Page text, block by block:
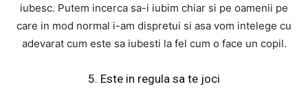
iubesc. Putem incerca sa-i iubim chiar si pe oamenii pe
care in mod normal i-am dispretui si asa vom intelege cu
adevarat cum este sa iubesti la fel cum o face un copil.
5. Este in regula sa te joci